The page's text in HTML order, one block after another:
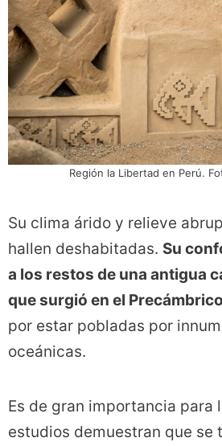
Región la Libertad en Perú.
Su clima árido y relieve
hallen deshabitadas. Su
a los restos de una antigua
que surgió en el Precámbrico
por estar pobladas por
oceánicas.
Es de gran importancia para
estudios demuestran que se